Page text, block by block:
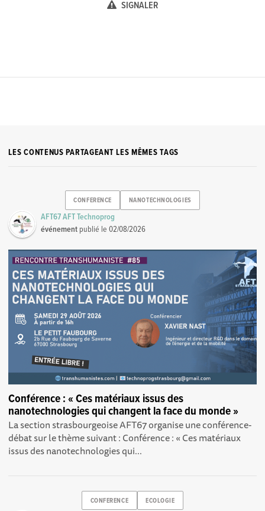
SIGNALER
LES CONTENUS PARTAGEANT LES MÊMES TAGS
CONFERENCE NANOTECHNOLOGIES
AFT67 AFT Technoprog
événement publié le02/08/2026
Conférence : « Ces matériaux issus des
nanotechnologies qui changent la face du monde »
La section strasbourgeoise AFT67 organise une conférence-
débat sur le thème suivant : Conférence : « Ces matériaux
issus des nanotechnologies qui...
CONFERENCE ECOLOGIE